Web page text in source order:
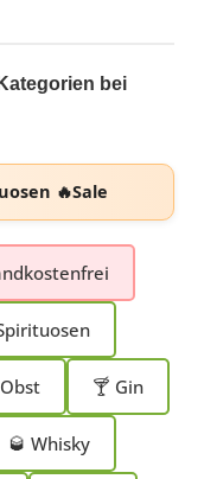
bei
🔥Sale
🍸 Gin
🥃 Whisky